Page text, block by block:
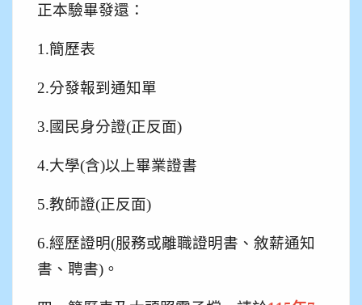
正本驗畢發還：
1.簡歷表
2.分發報到通知單
3.國民身分證(正反面)
4.大學(含)以上畢業證書
5.教師證(正反面)
6.經歷證明(服務或離職證明書、敘薪通知
書、聘書)。